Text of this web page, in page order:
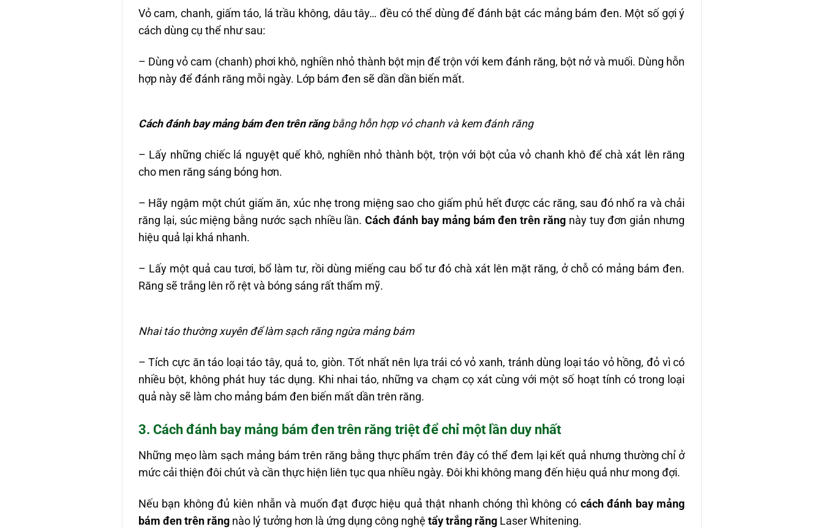
Vỏ cam, chanh, giấm táo, lá trầu không, dâu tây… đều có thể dùng để đánh bật các mảng bám đen. Một số gợi ý
cách dùng cụ thể như sau:
– Dùng vỏ cam (chanh) phơi khô, nghiền nhỏ thành bột mịn để trộn với kem đánh răng, bột nở và muối. Dùng hỗn
hợp này để đánh răng mỗi ngày. Lớp bám đen sẽ dần dần biến mất.
Cách đánh bay mảng bám đen trên răngbằng hỗn hợp vỏ chanh và kem đánh răng
– Lấy những chiếc lá nguyệt quế khô, nghiền nhỏ thành bột, trộn với bột của vỏ chanh khô để chà xát lên răng
cho men răng sáng bóng hơn.
– Hãy ngậm một chút giấm ăn, xúc nhẹ trong miệng sao cho giấm phủ hết được các răng, sau đó nhổ ra và chải
răng lại, súc miệng bằng nước sạch nhiều lần.Cách đánh bay mảng bám đen trên răng này tuy đơn giản nhưng
hiệu quả lại khá nhanh.
– Lấy một quả cau tươi, bổ làm tư, rồi dùng miếng cau bổ tư đó chà xát lên mặt răng, ở chỗ có mảng bám đen.
Răng sẽ trắng lên rõ rệt và bóng sáng rất thẩm mỹ.
Nhai táo thường xuyên để làm sạch răng ngừa mảng bám
– Tích cực ăn táo loại táo tây, quả to, giòn. Tốt nhất nên lựa trái có vỏ xanh, tránh dùng loại táo vỏ hồng, đỏ vì có
nhiều bột, không phát huy tác dụng. Khi nhai táo, những va chạm cọ xát cùng với một số hoạt tính có trong loại
quả này sẽ làm cho mảng bám đen biến mất dần trên răng.
3. Cách đánh bay mảng bám đen trên răng triệt để chỉ một lần duy nhất
Những mẹo làm sạch mảng bám trên răng bằng thực phẩm trên đây có thể đem lại kết quả nhưng thường chỉ ở
mức cải thiện đôi chút và cần thực hiện liên tục qua nhiều ngày. Đôi khi không mang đến hiệu quả như mong đợi.
Nếu bạn không đủ kiên nhẫn và muốn đạt được hiệu quả thật nhanh chóng thì không có cách đánh bay mảng
bám đen trên răngnào lý tưởng hơn là ứng dụng công nghệ tẩy trắng răngLaser Whitening.